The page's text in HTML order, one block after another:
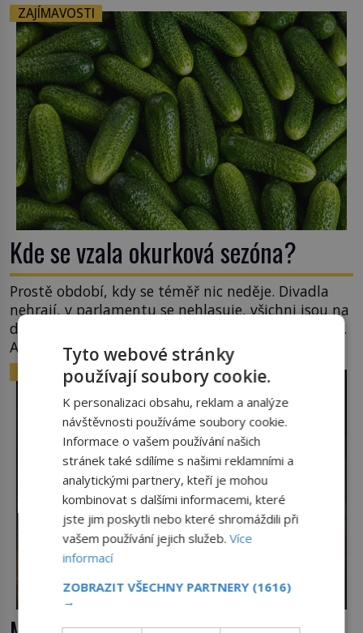
ZAJÍMAVOSTI
Kde se vzala okurková sezóna?
Prostě období, kdy se téměř nic neděje. Divadla
nehrají, v parlamentu se nehlasuje, všichni jsou na
dovolené a média tak nemají o čem mluvit a psát.
A vymýšlejí si proto témata, které nikoho
nezajímají. Proč je však ona letní doba spojovaná
zrovna s okurkami? Okurkovou sezónu známe už
od poloviny 19. století, ovšem jako Češi […]
ZAJÍMAVOSTI
Tyto webové stránky
používají soubory cookie.
K personalizaci obsahu, reklam a analýze
návštěvnosti používáme soubory cookie.
Informace o vašem používání našich
stránek také sdílíme s našimi reklamními a
analytickými partnery, kteří je mohou
kombinovat s dalšími informacemi, které
jste jim poskytli nebo které shromáždili při
vašem používání jejich služeb.Více
informací
ZOBRAZIT VŠECHNY PARTNERY (1616)
→